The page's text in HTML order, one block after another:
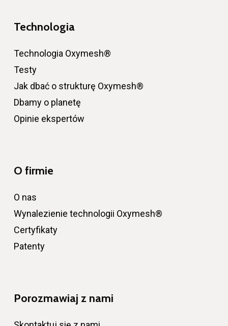
Technologia
Technologia Oxymesh®
Testy
Jak dbać o strukturę Oxymesh®
Dbamy o planetę
Opinie ekspertów
O firmie
O nas
Wynalezienie technologii Oxymesh®
Certyfikaty
Patenty
Porozmawiaj z nami